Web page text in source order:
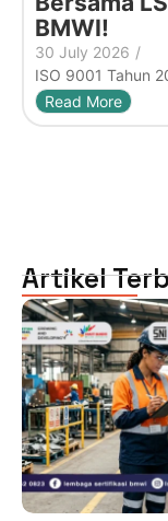
BMWI!
30 July 2026 /
ISO 9001 Tahun
Read More
Artikel